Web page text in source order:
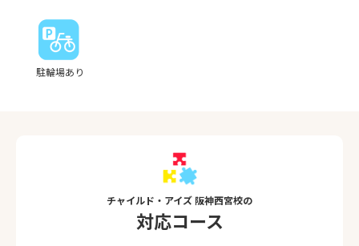
駐輪場あり
チャイルド・アイズ 阪神西宮校の
対応コース